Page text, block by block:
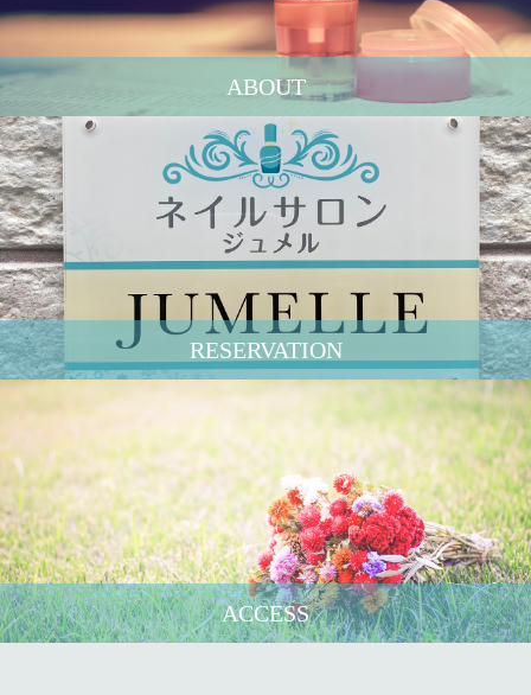
ABOUT
RESERVATION
ACCESS